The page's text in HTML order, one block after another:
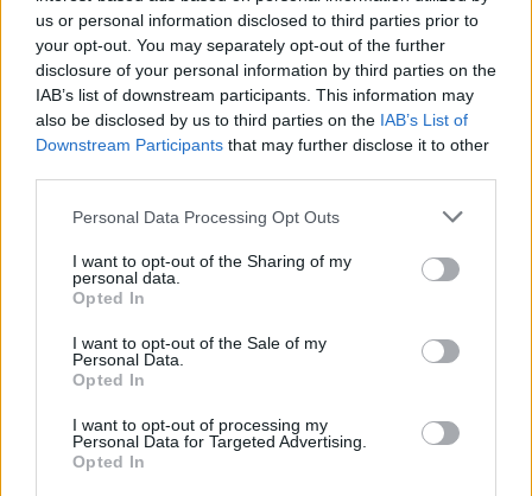
us or personal information disclosed to third parties prior to
your opt-out. You may separately opt-out of the further
disclosure of your personal information by third parties on the
IAB’s list of downstream participants. This information may
also be disclosed by us to third parties on the IAB’s List of
Downstream Participants that may further disclose it to other
Personal Data Processing Opt Outs
I want to opt-out of the Sharing of my
personal data.
Opted In
I want to opt-out of the Sale of my
Personal Data.
Opted In
I want to opt-out of processing my
Personal Data for Targeted Advertising.
Opted In